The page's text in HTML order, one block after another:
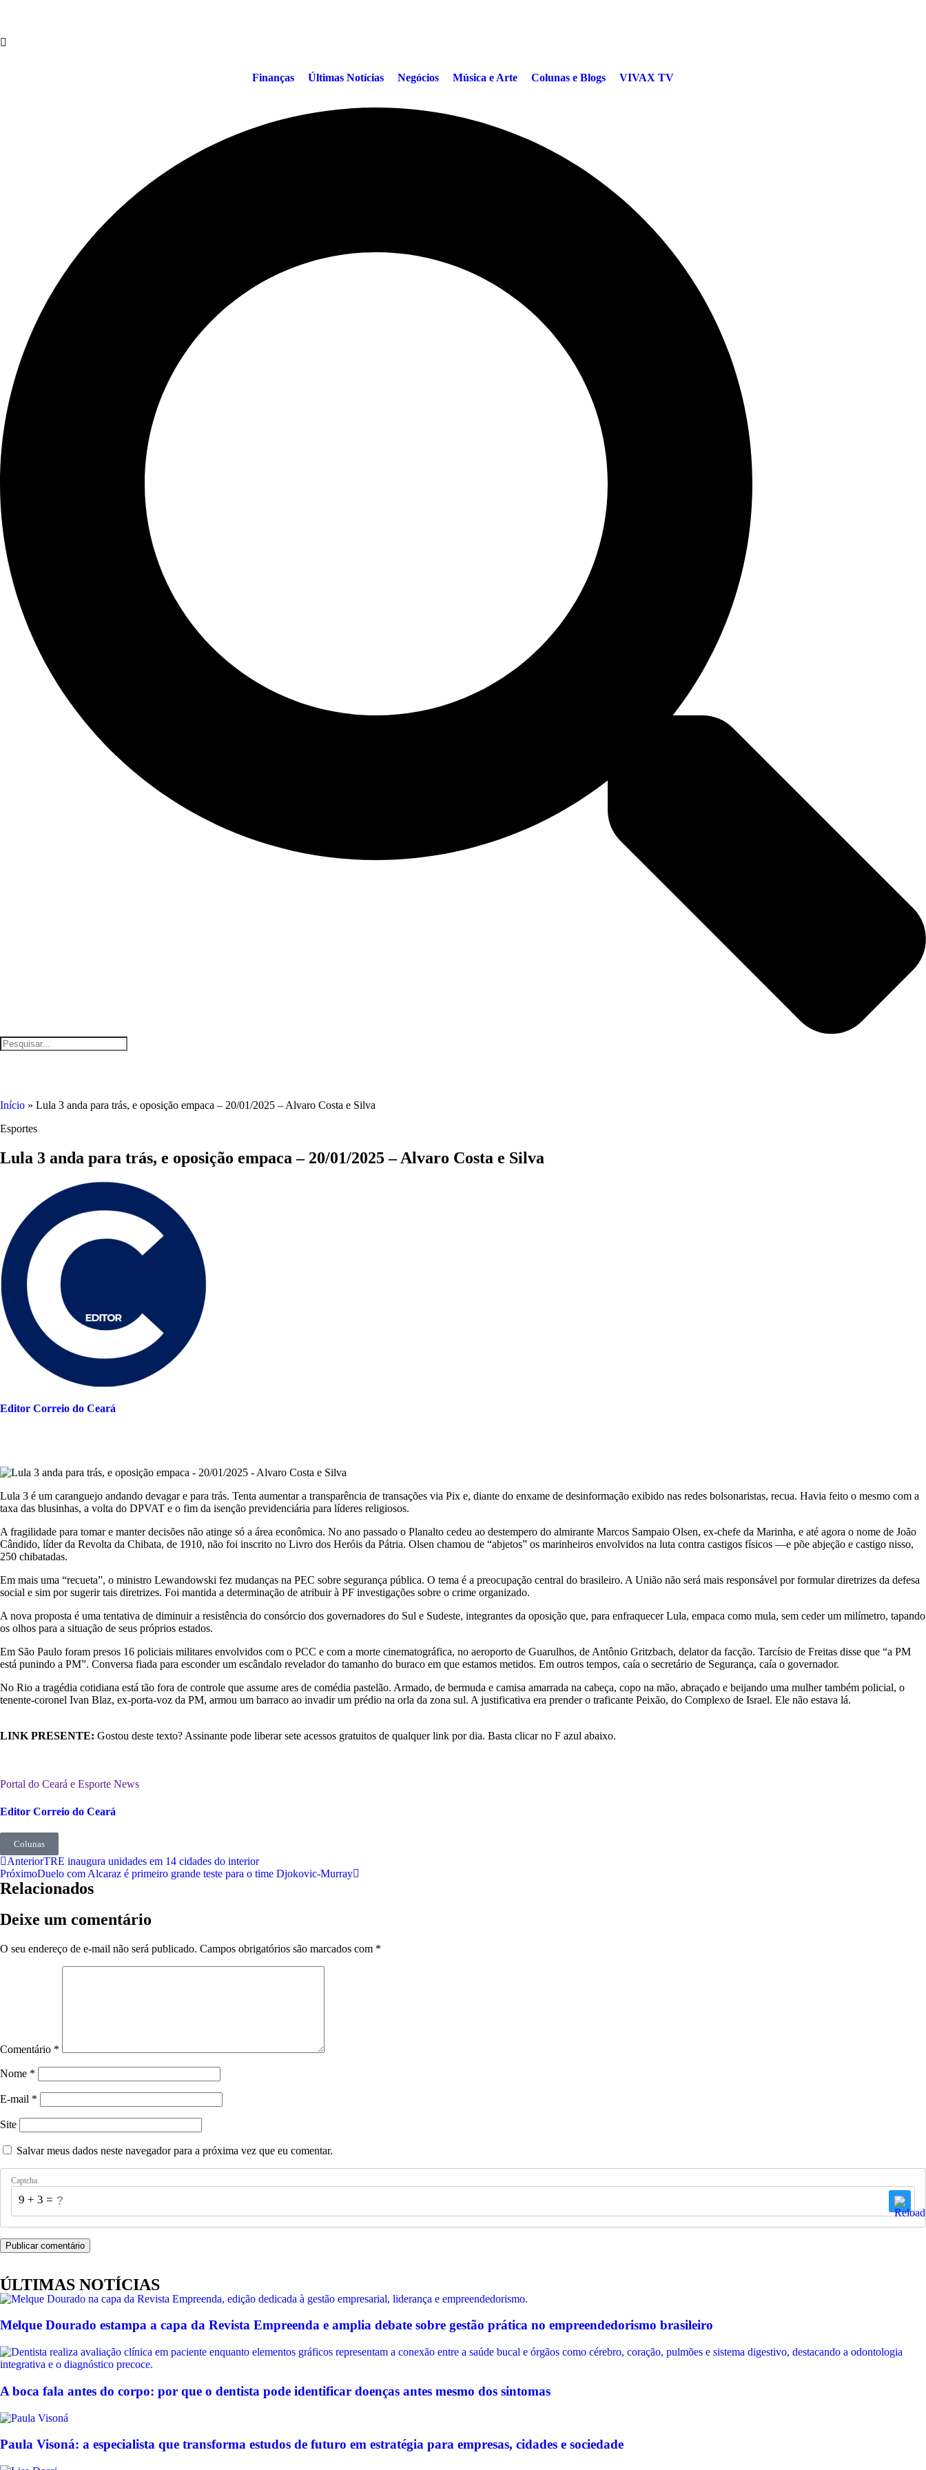
Finanças Últimas Notícias Negócios Música e Arte Colunas e Blogs VIVAX TV
Início » Lula 3 anda para trás, e oposição empaca – 20/01/2025 – Alvaro Costa e Silva
Esportes
Lula 3 anda para trás, e oposição empaca – 20/01/2025 – Alvaro Costa e Silva
Editor Correio do Ceará
Lula 3 é um caranguejo andando devagar e para trás. Tenta aumentar a transparência de transações via Pix e, diante do enxame de desinformação exibido nas redes bolsonaristas, recua. Havia feito o mesmo com a
taxa das blusinhas, a volta do DPVAT e o fim da isenção previdenciária para líderes religiosos.
A fragilidade para tomar e manter decisões não atinge só a área econômica. No ano passado o Planalto cedeu ao destempero do almirante Marcos Sampaio Olsen, ex-chefe da Marinha, e até agora o nome de João
Cândido, líder da Revolta da Chibata, de 1910, não foi inscrito no Livro dos Heróis da Pátria. Olsen chamou de “abjetos” os marinheiros envolvidos na luta contra castigos físicos —e põe abjeção e castigo nisso,
250 chibatadas.
Em mais uma “recueta”, o ministro Lewandowski fez mudanças na PEC sobre segurança pública. O tema é a preocupação central do brasileiro. A União não será mais responsável por formular diretrizes da defesa
social e sim por sugerir tais diretrizes. Foi mantida a determinação de atribuir à PF investigações sobre o crime organizado.
A nova proposta é uma tentativa de diminuir a resistência do consórcio dos governadores do Sul e Sudeste, integrantes da oposição que, para enfraquecer Lula, empaca como mula, sem ceder um milímetro, tapando
os olhos para a situação de seus próprios estados.
Em São Paulo foram presos 16 policiais militares envolvidos com o PCC e com a morte cinematográfica, no aeroporto de Guarulhos, de Antônio Gritzbach, delator da facção. Tarcísio de Freitas disse que “a PM
está punindo a PM”. Conversa fiada para esconder um escândalo revelador do tamanho do buraco em que estamos metidos. Em outros tempos, caía o secretário de Segurança, caía o governador.
No Rio a tragédia cotidiana está tão fora de controle que assume ares de comédia pastelão. Armado, de bermuda e camisa amarrada na cabeça, copo na mão, abraçado e beijando uma mulher também policial, o
tenente-coronel Ivan Blaz, ex-porta-voz da PM, armou um barraco ao invadir um prédio na orla da zona sul. A justificativa era prender o traficante Peixão, do Complexo de Israel. Ele não estava lá.
LINK PRESENTE: Gostou deste texto? Assinante pode liberar sete acessos gratuitos de qualquer link por dia. Basta clicar no F azul abaixo.
Portal do Ceará e Esporte News
Editor Correio do Ceará
Colunas
AnteriorTRE inaugura unidades em 14 cidades do interior
PróximoDuelo com Alcaraz é primeiro grande teste para o time Djokovic-Murray
Relacionados
Deixe um comentário
O seu endereço de e-mail não será publicado. Campos obrigatórios são marcados com *
Comentário *
Nome *
E-mail *
Site
Salvar meus dados neste navegador para a próxima vez que eu comentar.
Captcha
9 + 3 = ?
ÚLTIMAS NOTÍCIAS
Melque Dourado estampa a capa da Revista Empreenda e amplia debate sobre gestão prática no empreendedorismo brasileiro
A boca fala antes do corpo: por que o dentista pode identificar doenças antes mesmo dos sintomas
Paula Visoná: a especialista que transforma estudos de futuro em estratégia para empresas, cidades e sociedade